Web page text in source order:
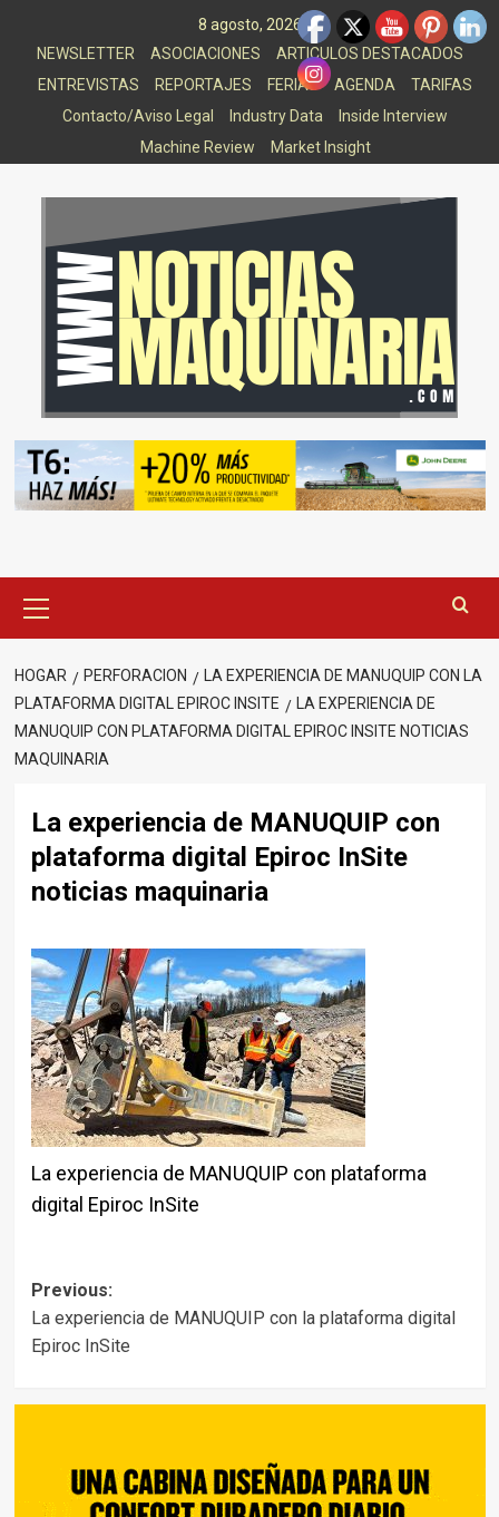
8 agosto, 2026
NEWSLETTER
ASOCIACIONES
ARTICULOS DESTACADOS
ENTREVISTAS
REPORTAJES FERIAS AGENDA
TARIFAS
Contacto/Aviso Legal
Industry Data
Inside Interview
Machine Review
Market Insight
principal
HOGAR PERFORACION
LA EXPERIENCIA DE MANUQUIP CON LA
PLATAFORMA DIGITAL EPIROC INSITE
LA EXPERIENCIA DE
MANUQUIP CON PLATAFORMA DIGITAL EPIROC INSITE NOTICIAS
MAQUINARIA
La experiencia de MANUQUIP con
plataforma digital Epiroc InSite
noticias maquinaria
La experiencia de MANUQUIP con plataforma
digital Epiroc InSite
Post
navigation
Previous:
La experiencia de MANUQUIP con la plataforma digital
Epiroc InSite